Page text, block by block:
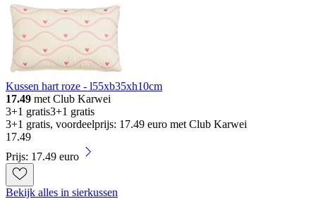
Kussen hart roze - l55xb35xh10cm
17.49 met Club Karwei
3+1 gratis3+1 gratis
3+1 gratis, voordeelprijs: 17.49 euro met Club Karwei
17.49
Prijs: 17.49 euro
Bekijk alles in sierkussen